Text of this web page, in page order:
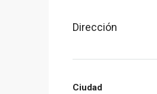
Dirección
Ciudad